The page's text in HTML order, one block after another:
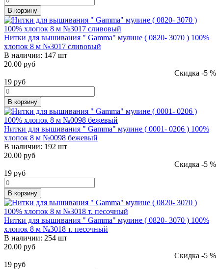
В корзину
Нитки для вышивания " Gamma" мулине ( 0820- 3070 ) 100%
хлопок 8 м №3017 сливовый
В наличии: 147 шт
20.00 руб
Скидка -5 %
19 руб
В корзину
Нитки для вышивания " Gamma" мулине ( 0001- 0206 ) 100%
хлопок 8 м №0098 бежевый
В наличии: 192 шт
20.00 руб
Скидка -5 %
19 руб
В корзину
Нитки для вышивания " Gamma" мулине ( 0820- 3070 ) 100%
хлопок 8 м №3018 т. песочный
В наличии: 254 шт
20.00 руб
Скидка -5 %
19 руб